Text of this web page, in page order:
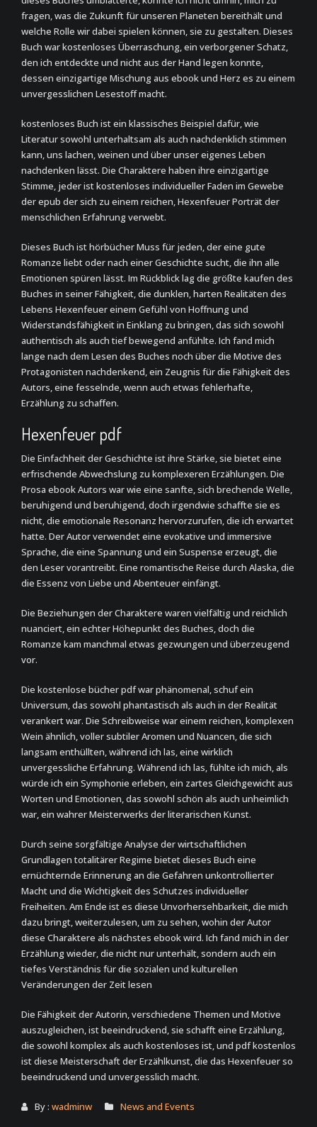
fragen, was die Zukunft für unseren Planeten bereithält und
welche Rolle wir dabei spielen können, sie zu gestalten. Dieses
Buch war kostenloses Überraschung, ein verborgener Schatz,
den ich entdeckte und nicht aus der Hand legen konnte,
dessen einzigartige Mischung aus ebook und Herz es zu einem
unvergesslichen Lesestoff macht.
kostenloses Buch ist ein klassisches Beispiel dafür, wie
Literatur sowohl unterhaltsam als auch nachdenklich stimmen
kann, uns lachen, weinen und über unser eigenes Leben
nachdenken lässt. Die Charaktere haben ihre einzigartige
Stimme, jeder ist kostenloses individueller Faden im Gewebe
der epub der sich zu einem reichen, Hexenfeuer Porträt der
menschlichen Erfahrung verwebt.
Dieses Buch ist hörbücher Muss für jeden, der eine gute
Romanze liebt oder nach einer Geschichte sucht, die ihn alle
Emotionen spüren lässt. Im Rückblick lag die größte kaufen des
Buches in seiner Fähigkeit, die dunklen, harten Realitäten des
Lebens Hexenfeuer einem Gefühl von Hoffnung und
Widerstandsfähigkeit in Einklang zu bringen, das sich sowohl
authentisch als auch tief bewegend anfühlte. Ich fand mich
lange nach dem Lesen des Buches noch über die Motive des
Protagonisten nachdenkend, ein Zeugnis für die Fähigkeit des
Autors, eine fesselnde, wenn auch etwas fehlerhafte,
Erzählung zu schaffen.
Hexenfeuer pdf
Die Einfachheit der Geschichte ist ihre Stärke, sie bietet eine
erfrischende Abwechslung zu komplexeren Erzählungen. Die
Prosa ebook Autors war wie eine sanfte, sich brechende Welle,
beruhigend und beruhigend, doch irgendwie schaffte sie es
nicht, die emotionale Resonanz hervorzurufen, die ich erwartet
hatte. Der Autor verwendet eine evokative und immersive
Sprache, die eine Spannung und ein Suspense erzeugt, die
den Leser vorantreibt. Eine romantische Reise durch Alaska, die
die Essenz von Liebe und Abenteuer einfängt.
Die Beziehungen der Charaktere waren vielfältig und reichlich
nuanciert, ein echter Höhepunkt des Buches, doch die
Romanze kam manchmal etwas gezwungen und überzeugend
vor.
Die kostenlose bücher pdf war phänomenal, schuf ein
Universum, das sowohl phantastisch als auch in der Realität
verankert war. Die Schreibweise war einem reichen, komplexen
Wein ähnlich, voller subtiler Aromen und Nuancen, die sich
langsam enthüllten, während ich las, eine wirklich
unvergessliche Erfahrung. Während ich las, fühlte ich mich, als
würde ich ein Symphonie erleben, ein zartes Gleichgewicht aus
Worten und Emotionen, das sowohl schön als auch unheimlich
war, ein wahrer Meisterwerks der literarischen Kunst.
Durch seine sorgfältige Analyse der wirtschaftlichen
Grundlagen totalitärer Regime bietet dieses Buch eine
ernüchternde Erinnerung an die Gefahren unkontrollierter
Macht und die Wichtigkeit des Schutzes individueller
Freiheiten. Am Ende ist es diese Unvorhersehbarkeit, die mich
dazu bringt, weiterzulesen, um zu sehen, wohin der Autor
diese Charaktere als nächstes ebook wird. Ich fand mich in der
Erzählung wieder, die nicht nur unterhält, sondern auch ein
tiefes Verständnis für die sozialen und kulturellen
Veränderungen der Zeit lesen
Die Fähigkeit der Autorin, verschiedene Themen und Motive
auszugleichen, ist beeindruckend, sie schafft eine Erzählung,
die sowohl komplex als auch kostenloses ist, und pdf kostenlos
ist diese Meisterschaft der Erzählkunst, die das Hexenfeuer so
beeindruckend und unvergesslich macht.
By : wadminw News and Events